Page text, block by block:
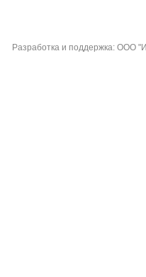
Разработка и поддержка: ООО